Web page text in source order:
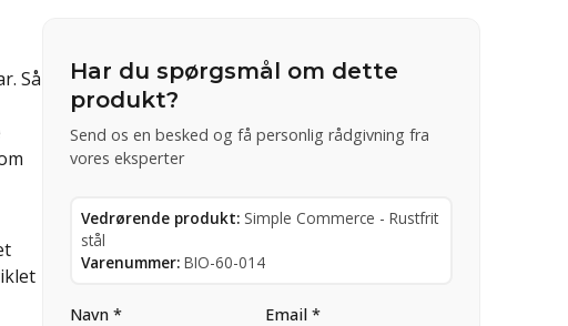
Så
Har du spørgsmål om dette
produkt?
Send os en besked og få personlig rådgivning fra
vores eksperter
Vedrørende produkt: Simple Commerce - Rustfrit
stål
Varenummer: BIO-60-014
Navn * Email *